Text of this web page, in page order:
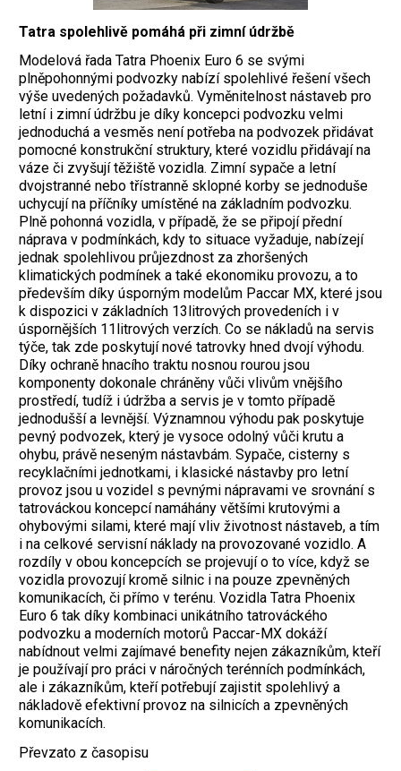
Tatra spolehlivě pomáhá při zimní údržbě
Modelová řada Tatra Phoenix Euro 6 se svými
plněpohonnými podvozky nabízí spolehlivé řešení všech
výše uvedených požadavků. Vyměnitelnost nástaveb pro
letní i zimní údržbu je díky koncepci podvozku velmi
jednoduchá a vesměs není potřeba na podvozek přidávat
pomocné konstrukční struktury, které vozidlu přidávají na
váze či zvyšují těžiště vozidla. Zimní sypače a letní
dvojstranné nebo třístranně sklopné korby se jednoduše
uchycují na příčníky umístěné na základním podvozku.
Plně pohonná vozidla, v případě, že se připojí přední
náprava v podmínkách, kdy to situace vyžaduje, nabízejí
jednak spolehlivou průjezdnost za zhoršených
klimatických podmínek a také ekonomiku provozu, a to
především díky úsporným modelům Paccar MX, které jsou
k dispozici v základních 13litrových provedeních i v
úspornějších 11litrových verzích. Co se nákladů na servis
týče, tak zde poskytují nové tatrovky hned dvojí výhodu.
Díky ochraně hnacího traktu nosnou rourou jsou
komponenty dokonale chráněny vůči vlivům vnějšího
prostředí, tudíž i údržba a servis je v tomto případě
jednodušší a levnější. Významnou výhodu pak poskytuje
pevný podvozek, který je vysoce odolný vůči krutu a
ohybu, právě neseným nástavbám. Sypače, cisterny s
recyklačními jednotkami, i klasické nástavby pro letní
provoz jsou u vozidel s pevnými nápravami ve srovnání s
tatrováckou koncepcí namáhány většími krutovými a
ohybovými silami, které mají vliv životnost nástaveb, a tím
i na celkové servisní náklady na provozované vozidlo. A
rozdíly v obou koncepcích se projevují o to více, když se
vozidla provozují kromě silnic i na pouze zpevněných
komunikacích, či přímo v terénu. Vozidla Tatra Phoenix
Euro 6 tak díky kombinaci unikátního tatrováckého
podvozku a moderních motorů Paccar-MX dokáží
nabídnout velmi zajímavé benefity nejen zákazníkům, kteří
je používají pro práci v náročných terénních podmínkách,
ale i zákazníkům, kteří potřebují zajistit spolehlivý a
nákladově efektivní provoz na silnicích a zpevněných
komunikacích.
Převzato z časopisu